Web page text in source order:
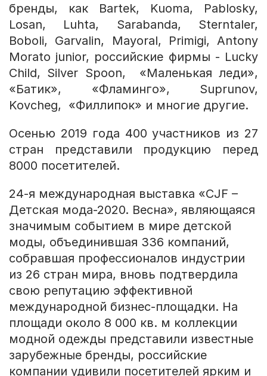
бренды, как Bartek, Kuoma, Pablosky,
Losan, Luhta, Sarabanda, Sterntaler,
Boboli, Garvalin, Mayoral, Primigi, Antony
Morato junior, российские фирмы - Lucky
Child, Silver Spoon, «Маленькая леди»,
«Батик», «Фламинго», Suprunov,
Kovcheg, «Филлипок» и многие другие.
Осенью 2019 года 400 участников из 27
стран представили продукцию перед
8000 посетителей.
24-я международная выставка «CJF –
Детская мода-2020. Весна», являющаяся
значимым событием в мире детской
моды, объединившая 336 компаний,
собравшая профессионалов индустрии
из 26 стран мира, вновь подтвердила
свою репутацию эффективной
международной бизнес-площадки. На
площади около 8 000 кв. м коллекции
модной одежды представили известные
зарубежные бренды, российские
компании удивили посетителей ярким и